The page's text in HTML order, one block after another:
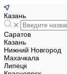
Казань
Саратов
Казань
Нижний Новгород
Махачкала
Липецк